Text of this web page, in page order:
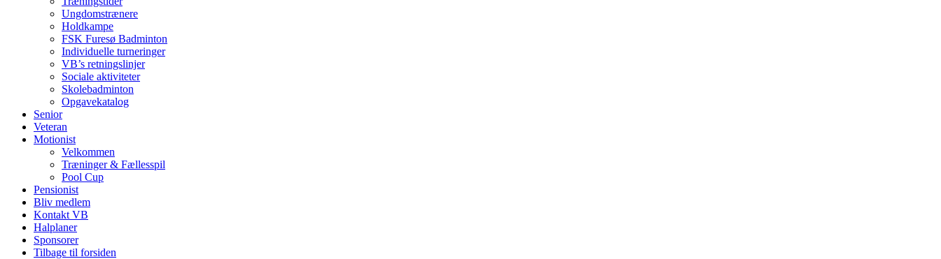
Ungdomstrænere
Holdkampe
FSK Furesø Badminton
Individuelle turneringer
VB’s retningslinjer
Sociale aktiviteter
Skolebadminton
Opgavekatalog
Senior
Veteran
Motionist
Velkommen
Træninger & Fællesspil
Pool Cup
Pensionist
Bliv medlem
Kontakt VB
Halplaner
Sponsorer
Tilbage til forsiden